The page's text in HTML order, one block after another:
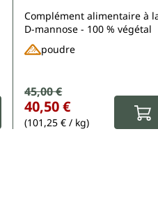
Complément alimentaire à
D-mannose - 100 % végétal
poudre
Prix de vente :
Prix régulier :
45,00 €
40,50 €
(101,25 € / kg)